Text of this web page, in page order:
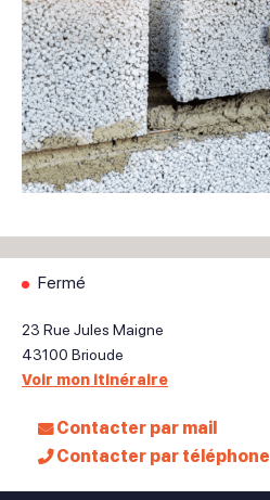
Fermé
23 Rue Jules Maigne
43100 Brioude
Voir mon itinéraire
Contacter par mail
Contacter par téléphone